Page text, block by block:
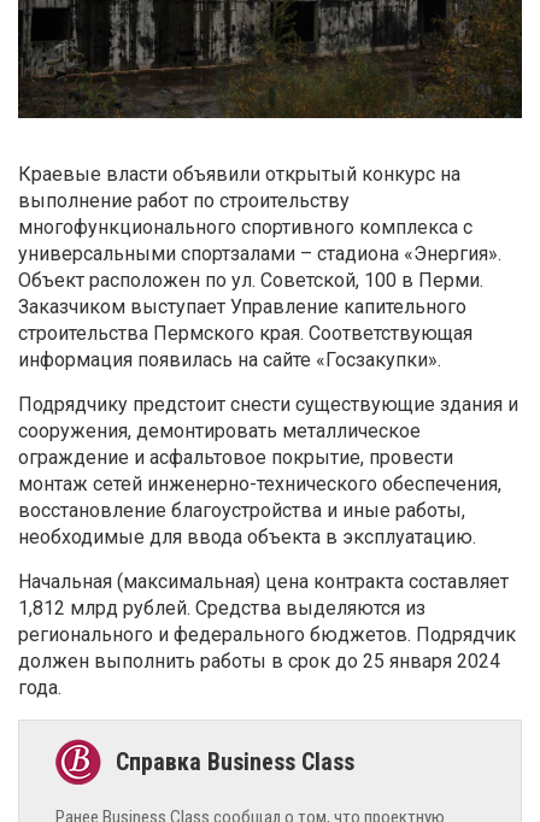
Краевые власти объявили открытый конкурс на
выполнение работ по строительству
многофункционального спортивного комплекса с
универсальными спортзалами – стадиона «Энергия».
Объект расположен по ул. Советской, 100 в Перми.
Заказчиком выступает Управление капительного
строительства Пермского края. Соответствующая
информация появилась на сайте «Госзакупки».
Подрядчику предстоит снести существующие здания и
сооружения, демонтировать металлическое
ограждение и асфальтовое покрытие, провести
монтаж сетей инженерно-технического обеспечения,
восстановление благоустройства и иные работы,
необходимые для ввода объекта в эксплуатацию.
Начальная (максимальная) цена контракта составляет
1,812 млрд рублей. Средства выделяются из
регионального и федерального бюджетов. Подрядчик
должен выполнить работы в срок до 25 января 2024
года.
Ранее Business Class сообщал о том, что проектную